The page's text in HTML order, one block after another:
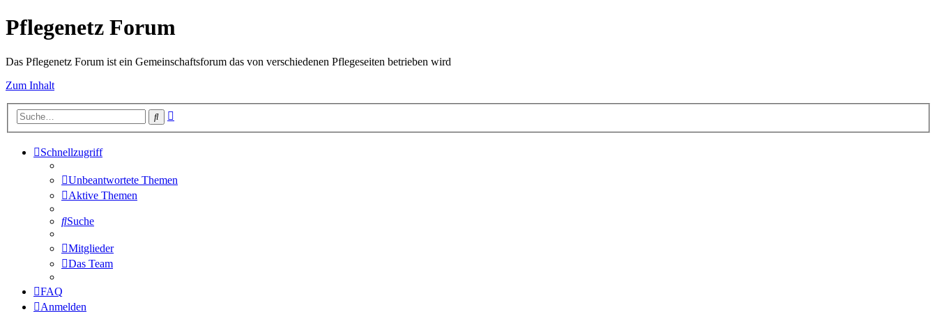
Pflegenetz Forum
Das Pflegenetz Forum ist ein Gemeinschaftsforum das von verschiedenen Pflegeseiten betrieben wird
Zum Inhalt
Suche
Schnellzugriff
Unbeantwortete Themen
Aktive Themen
Suche
Mitglieder
Das Team
FAQ
Anmelden